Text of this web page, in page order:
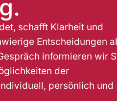
schafft Klarheit und
Entscheidungen
informieren wir
der
persönlich und